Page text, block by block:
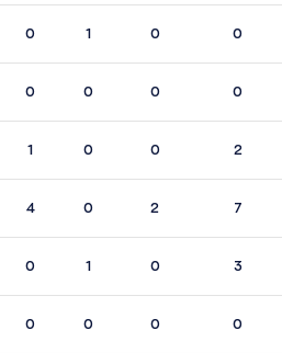
0 1 0 0
0 0 0 0
1 0 0 2
4 0 2 7
0 1 0 3
0 0 0 0